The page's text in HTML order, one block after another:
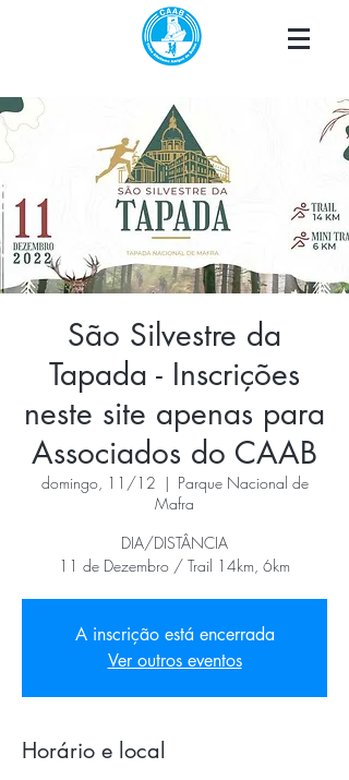
São Silvestre da
Tapada - Inscrições
neste site apenas para
Associados do CAAB
domingo, 11/12
  |
Parque Nacional de
Mafra
DIA/DISTÂNCIA
11 de Dezembro / Trail 14km, 6km
A inscrição está encerrada
Ver outros eventos
Horário e local